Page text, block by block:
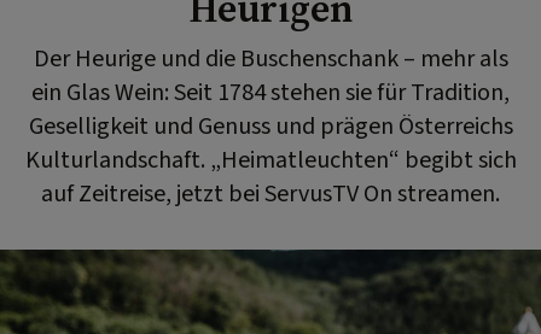
Der Heurige und die Buschenschank – mehr als
ein Glas Wein: Seit 1784 stehen sie für Tradition,
Geselligkeit und Genuss und prägen Österreichs
Kulturlandschaft. „Heimatleuchten“ begibt sich
auf Zeitreise, jetzt bei ServusTV On streamen.